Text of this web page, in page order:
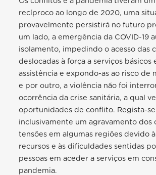
recíproco ao longo de 2020, uma
provavelmente persistirá no futuro
um lado, a emergência da COVID-19
isolamento, impedindo o acesso das
deslocadas à força a serviços básicos
assistência e expondo-as ao risco de
e por outro, a violência não foi
ocorrência da crise sanitária, a qual
oportunidades de conflito. Regista-se
inclusivamente um agravamento dos
tensões em algumas regiões devido à
recursos e às dificuldades sentidas
pessoas em aceder a serviços em
pandemia.